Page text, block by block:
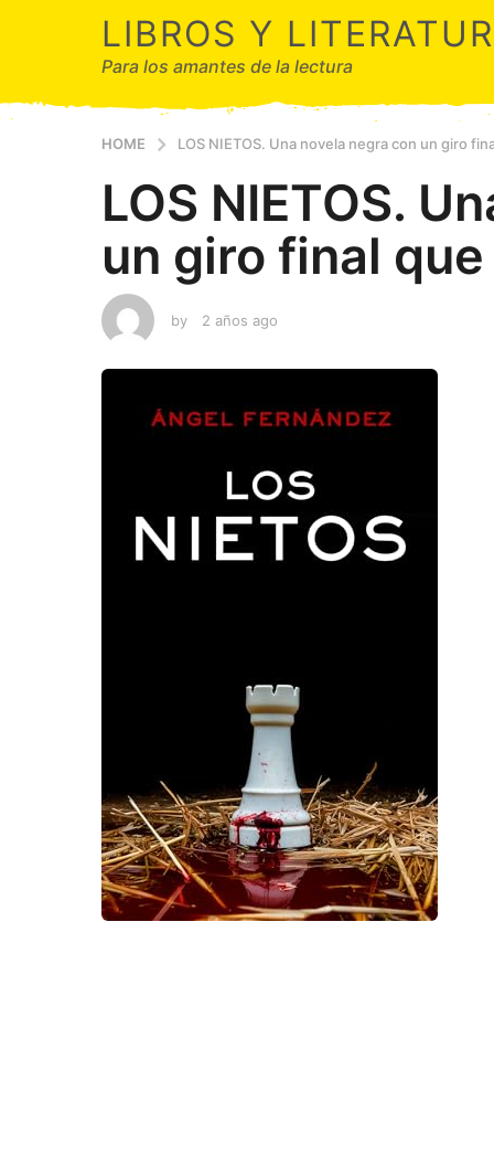
LIBROS Y
Para los amantes de la lectura
HOME LOS NIETOS. Una novela negra con un giro
LOS NIETOS.
un giro final que
by 2 años ago
a